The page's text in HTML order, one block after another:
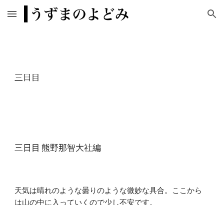
Skip to main content Skip to navigation
三日目
三日目 熊野那智大社編
天気は晴れのような曇りのような微妙な具合。ここから
は山の中に入っていくので少し不安です。